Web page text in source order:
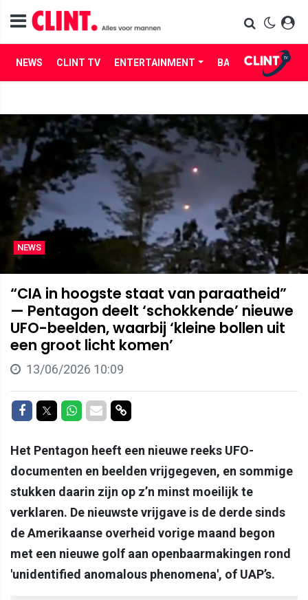
NEWS CLINT TV ENTERTAINMENT BABES LIFE
NEWS
“CIA in hoogste staat van paraatheid”
— Pentagon deelt ‘schokkende’ nieuwe
UFO-beelden, waarbij ‘kleine bollen uit
een groot licht komen’
13/06/2026 10:09
Delen op Facebook
Delen op Twitter
Delen op Whatsapp
Delen via Mail
Delen via link
Het Pentagon heeft een nieuwe reeks UFO-
documenten en beelden vrijgegeven, en sommige
stukken daarin zijn op z’n minst moeilijk te
verklaren. De nieuwste vrijgave is de derde sinds
de Amerikaanse overheid vorige maand begon
met een nieuwe golf aan openbaarmakingen rond
'unidentified anomalous phenomena', of UAP’s.